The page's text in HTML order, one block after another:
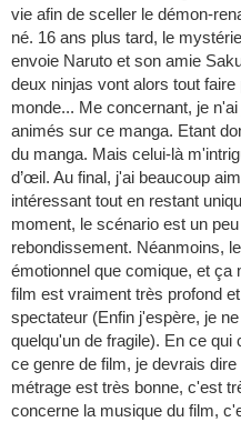
vie afin de sceller le démon-
né. 16 ans plus tard, le
envoie Naruto et son amie
deux ninjas vont alors tout
monde... Me concernant, je
animés sur ce manga. Etant
du manga. Mais celui-là
d’œil. Au final, j'ai beaucoup
intéressant tout en restant
moment, le scénario est un
rebondissement. Néanmoins,
émotionnel que comique, et
film est vraiment très profond
spectateur (Enfin j'espère, je
quelqu'un de fragile). En ce qui
ce genre de film, je devrais
métrage est très bonne, c'est
concerne la musique du film,